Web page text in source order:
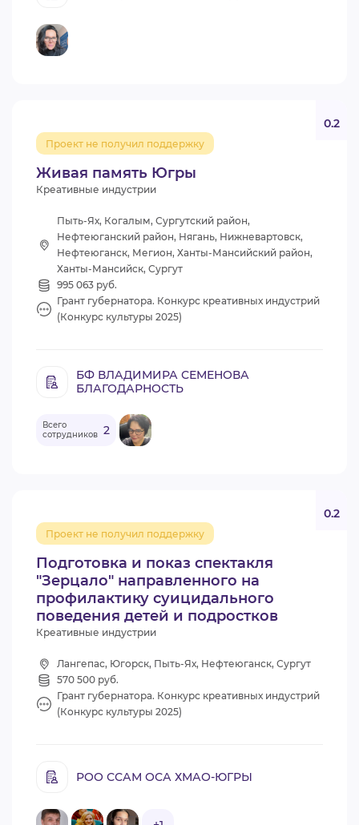
Живая память Югры
Проект не получил поддержку
0.2
Креативные индустрии
Пыть-Ях, Когалым, Сургутский район,
Нефтеюганский район, Нягань, Нижневартовск,
Нефтеюганск, Мегион, Ханты-Мансийский район,
Ханты-Мансийск, Сургут
995 063 руб.
Грант губернатора. Конкурс креативных индустрий
(Конкурс культуры 2025)
БФ ВЛАДИМИРА СЕМЕНОВА
БЛАГОДАРНОСТЬ
Всего
сотрудников 2
Подготовка и показ спектакля
"Зерцало" направленного на
профилактику суицидального
поведения детей и подростков
Проект не получил поддержку
0.2
Креативные индустрии
Лангепас, Югорск, Пыть-Ях, Нефтеюганск, Сургут
570 500 руб.
Грант губернатора. Конкурс креативных индустрий
(Конкурс культуры 2025)
РОО ССАМ ОСА ХМАО-ЮГРЫ